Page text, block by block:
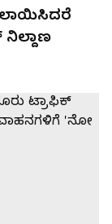
ನಿಲ್ದಾಣ